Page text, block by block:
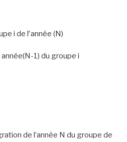
i de l′année (N)
1) du groupe i
de l’année N du groupe de